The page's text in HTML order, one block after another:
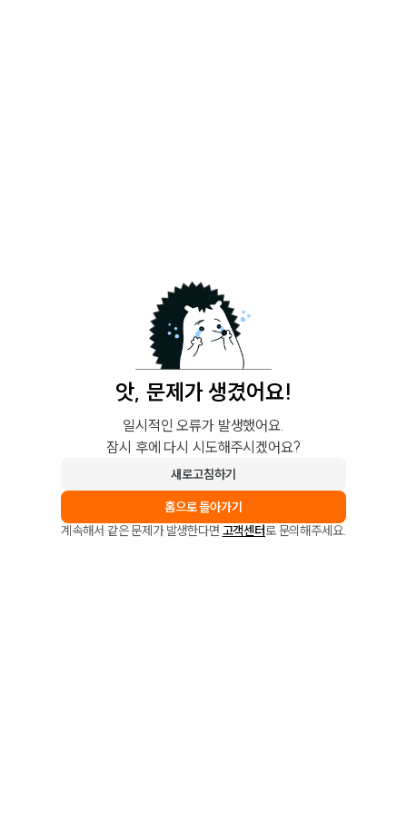
앗, 문제가 생겼어요!
일시적인 오류가 발생했어요.
잠시 후에 다시 시도해주시겠어요?
새로고침하기
홈으로 돌아가기
계속해서 같은 문제가 발생한다면 고객센터로 문의해주세요.